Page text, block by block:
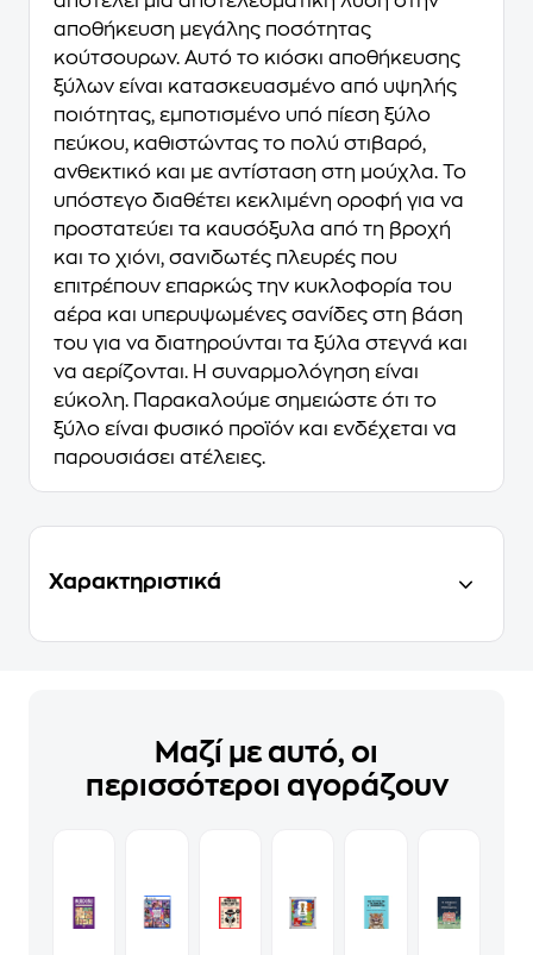
αποθήκευση μεγάλης ποσότητας
κούτσουρων. Αυτό το κιόσκι αποθήκευσης
ξύλων είναι κατασκευασμένο από υψηλής
ποιότητας, εμποτισμένο υπό πίεση ξύλο
πεύκου, καθιστώντας το πολύ στιβαρό,
ανθεκτικό και με αντίσταση στη μούχλα. Το
υπόστεγο διαθέτει κεκλιμένη οροφή για να
προστατεύει τα καυσόξυλα από τη βροχή
και το χιόνι, σανιδωτές πλευρές που
επιτρέπουν επαρκώς την κυκλοφορία του
αέρα και υπερυψωμένες σανίδες στη βάση
του για να διατηρούνται τα ξύλα στεγνά και
να αερίζονται. Η συναρμολόγηση είναι
εύκολη. Παρακαλούμε σημειώστε ότι το
ξύλο είναι φυσικό προϊόν και ενδέχεται να
παρουσιάσει ατέλειες.
Χαρακτηριστικά
Μαζί με αυτό, οι
περισσότεροι αγοράζουν